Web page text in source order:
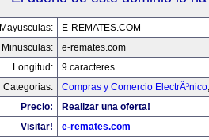
Mayusculas:
E-REMATES.COM
Minusculas:
e-remates.com
Longitud:
9 caracteres
Categorias:
Compras y Comercio ElectrÃ³nico
Precio:
Realizar una oferta!
Visitar!
e-remates.com